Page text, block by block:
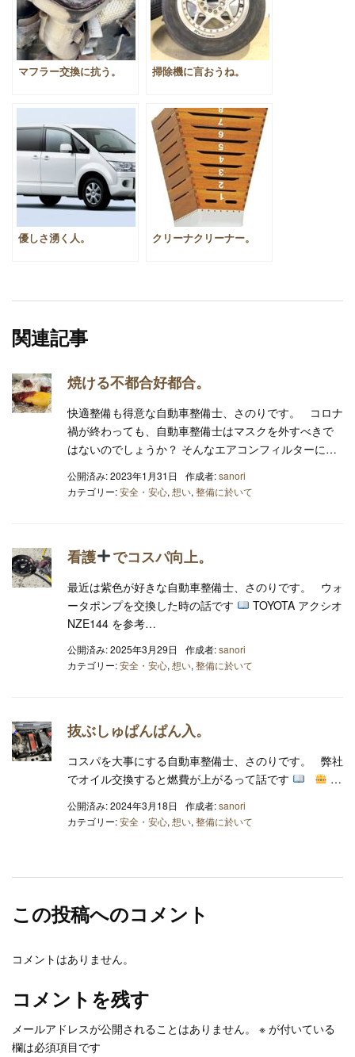
マフラー交換に抗う。 掃除機に言おうね。
優しさ湧く人。 クリーナクリーナー。
関連記事
焼ける不都合好都合。
快適整備も得意な自動車整備士、さのりです。 コロナ
禍が終わっても、自動車整備士はマスクを外すべきで
はないのでしょうか？ そんなエアコンフィルターに…
公開済み: 2023年1月31日 作成者:sanori
カテゴリー:安全・安心, 想い, 整備に於いて
看護 でコスパ向上。
最近は紫色が好きな自動車整備士、さのりです。 ウォ
ータポンプを交換した時の話です
TOYOTA アクシオ
NZE144 を参考…
公開済み: 2025年3月29日 作成者:sanori
カテゴリー:安全・安心, 想い, 整備に於いて
抜ぶしゅぱんぱん入。
コスパを大事にする自動車整備士、さのりです。 弊社
でオイル交換すると燃費が上がるって話です
…
公開済み: 2024年3月18日 作成者:sanori
カテゴリー:安全・安心, 想い, 整備に於いて
この投稿へのコメント
コメントはありません。
コメントを残す
メールアドレスが公開されることはありません。 ※ が付いている
欄は必須項目です